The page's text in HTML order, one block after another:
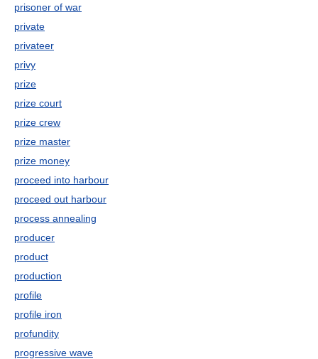
prisoner of war
private
privateer
privy
prize
prize court
prize crew
prize master
prize money
proceed into harbour
proceed out harbour
process annealing
producer
product
production
profile
profile iron
profundity
progressive wave